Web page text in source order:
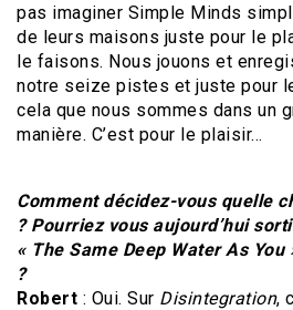
pas imaginer Simple Minds
de leurs maisons juste pour le
le faisons. Nous jouons et
notre seize pistes et juste pour
cela que nous sommes dans un
manière. C’est pour le plaisir…
Comment décidez-vous quelle
? Pourriez vous aujourd’hui
« The Same Deep Water As
?
Robert : Oui. Sur Disintegration,